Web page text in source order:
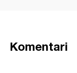
Komentari